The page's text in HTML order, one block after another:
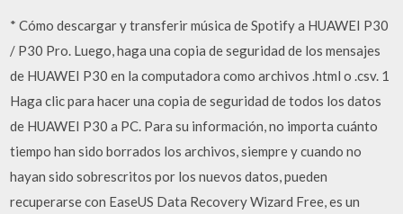
* Cómo descargar y transferir música de Spotify a HUAWEI P30
/ P30 Pro. Luego, haga una copia de seguridad de los mensajes
de HUAWEI P30 en la computadora como archivos .html o .csv. 1
Haga clic para hacer una copia de seguridad de todos los datos
de HUAWEI P30 a PC. Para su información, no importa cuánto
tiempo han sido borrados los archivos, siempre y cuando no
hayan sido sobrescritos por los nuevos datos, pueden
recuperarse con EaseUS Data Recovery Wizard Free, es un